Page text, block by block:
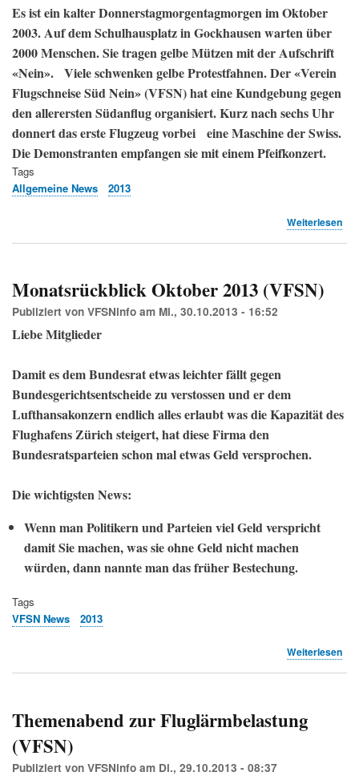
Es ist ein kalter Donnerstagmorgentagmorgen im Oktober
2003. Auf dem Schulhausplatz in Gockhausen warten über
2000 Menschen. Sie tragen gelbe Mützen mit der Aufschrift
«Nein». Viele schwenken gelbe Protestfahnen. Der «Verein
Flugschneise Süd Nein» (VFSN) hat eine Kundgebung gegen
den allerersten Südanflug organisiert. Kurz nach sechs Uhr
donnert das erste Flugzeug vorbei eine Maschine der Swiss.
Die Demonstranten empfangen sie mit einem Pfeifkonzert.
Tags
Allgemeine News
2013
Weiterlesen
Die
Monatsrückblick Oktober 2013 (VFSN)
Publiziert von VFSNinfo am Mi., 30.10.2013 - 16:52
Liebe Mitglieder
Damit es dem Bundesrat etwas leichter fällt gegen
Bundesgerichtsentscheide zu verstossen und er dem
Lufthansakonzern endlich alles erlaubt was die Kapazität des
Flughafens Zürich steigert, hat diese Firma den
Bundesratsparteien schon mal etwas Geld versprochen.
Die wichtigsten News:
Wenn man Politikern und Parteien viel Geld verspricht
damit Sie machen, was sie ohne Geld nicht machen
würden, dann nannte man das früher Bestechung.
Tags
VFSN News
2013
Weiterlesen
Themenabend zur Fluglärmbelastung
(VFSN)
Publiziert von VFSNinfo am Di., 29.10.2013 - 08:37